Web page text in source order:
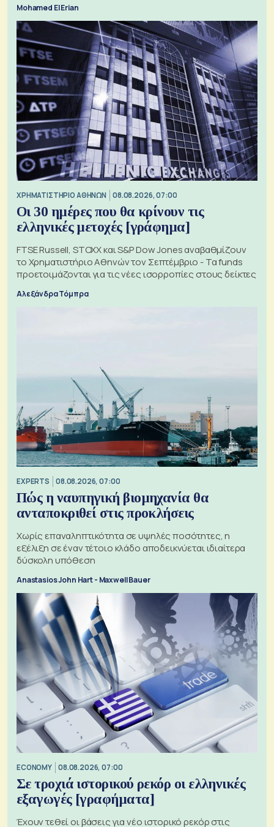
Mohamed El Erian
XΡΗΜΑΤΙΣΤΗΡΙΟ ΑΘΗΝΩΝ 08.08.2026, 07:00
Οι 30 ημέρες που θα κρίνουν τις
ελληνικές μετοχές [γράφημα]
FTSE Russell, STOXX και S&P Dow Jones αναβαθμίζουν
το Χρηματιστήριο Αθηνών τον Σεπτέμβριο - Τα funds
προετοιμάζονται για τις νέες ισορροπίες στους δείκτες
Αλεξάνδρα Τόμπρα
EXPERTS 08.08.2026, 07:00
Πώς η ναυπηγική βιομηχανία θα
ανταποκριθεί στις προκλήσεις
Χωρίς επαναληπτικότητα σε υψηλές ποσότητες, η
εξέλιξη σε έναν τέτοιο κλάδο αποδεικνύεται ιδιαίτερα
δύσκολη υπόθεση
Anastasios John Hart - Maxwell Bauer
ECONOMY 08.08.2026, 07:00
Σε τροχιά ιστορικού ρεκόρ οι ελληνικές
εξαγωγές [γραφήματα]
Έχουν τεθεί οι βάσεις για νέο ιστορικό ρεκόρ στις